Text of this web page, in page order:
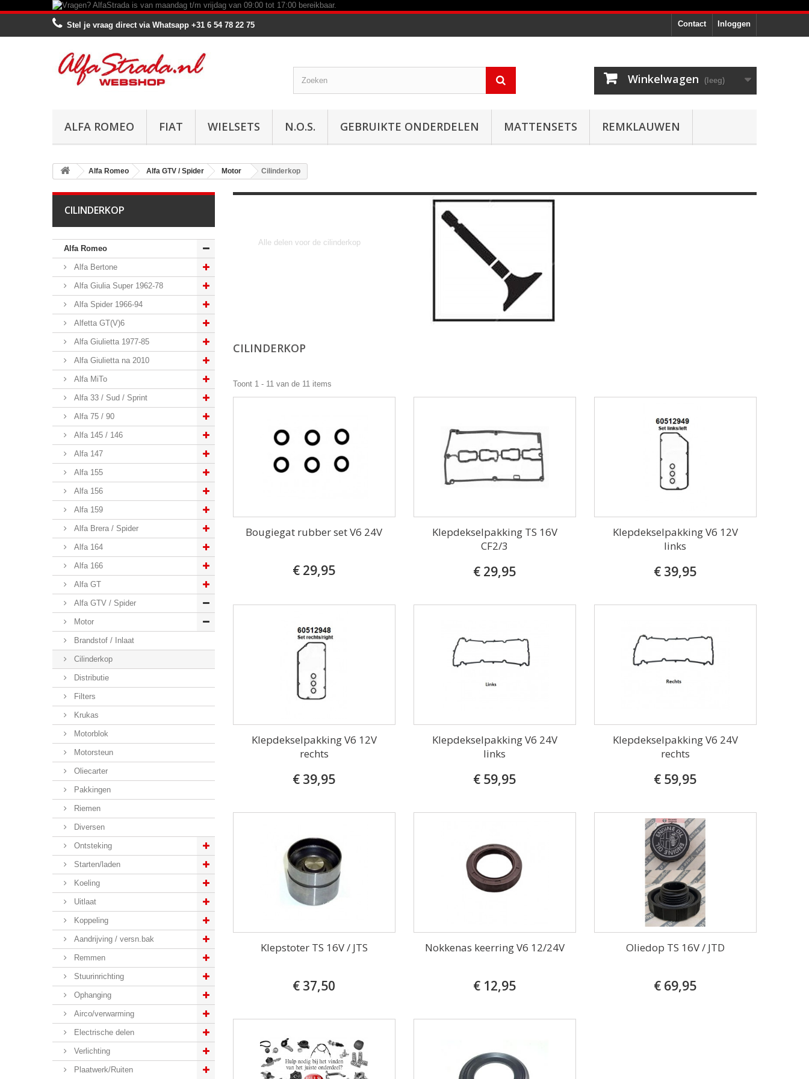
Inloggen
Contact
Stel je vraag direct via Whatsapp +31 6 54 78 22 75
Winkelwagen (leeg)
ALFA ROMEO FIAT WIELSETS N.O.S. GEBRUIKTE ONDERDELEN MATTENSETS REMKLAUWEN
Alfa Romeo Alfa GTV / Spider Motor Cilinderkop
CILINDERKOP
Alfa Romeo
Alfa Bertone
Alfa Giulia Super 1962-78
Alfa Spider 1966-94
Alfetta GT(V)6
Alfa Giulietta 1977-85
Alfa Giulietta na 2010
Alfa MiTo
Alfa 33 / Sud / Sprint
Alfa 75 / 90
Alfa 145 / 146
Alfa 147
Alfa 155
Alfa 156
Alfa 159
Alfa Brera / Spider
Alfa 164
Alfa 166
Alfa GT
Alfa GTV / Spider
Motor
Brandstof / Inlaat
Cilinderkop
Distributie
Filters
Krukas
Motorblok
Motorsteun
Oliecarter
Pakkingen
Riemen
Diversen
Ontsteking
Starten/laden
Koeling
Uitlaat
Koppeling
Aandrijving / versn.bak
Remmen
Stuurinrichting
Ophanging
Airco/verwarming
Electrische delen
Verlichting
Plaatwerk/Ruiten
Alle delen voor de cilinderkop
CILINDERKOP
Toont 1 - 11 van de 11 items
Bougiegat rubber set V6 24V
€ 29,95
Klepdekselpakking TS 16V
CF2/3
€ 29,95
Klepdekselpakking V6 12V
links
€ 39,95
Klepdekselpakking V6 12V
rechts
€ 39,95
Klepdekselpakking V6 24V
links
€ 59,95
Klepdekselpakking V6 24V
rechts
€ 59,95
Klepstoter TS 16V / JTS
€ 37,50
Nokkenas keerring V6 12/24V
€ 12,95
Oliedop TS 16V / JTD
€ 69,95